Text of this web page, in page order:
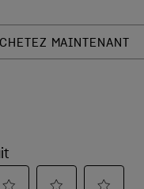
MAINTENANT